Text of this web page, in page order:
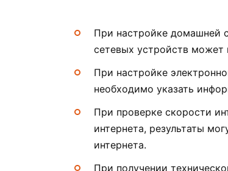
При настройке домашней
сетевых устройств может
При настройке
необходимо указать
При проверке скорости
интернета, результаты
интернета.
При получении